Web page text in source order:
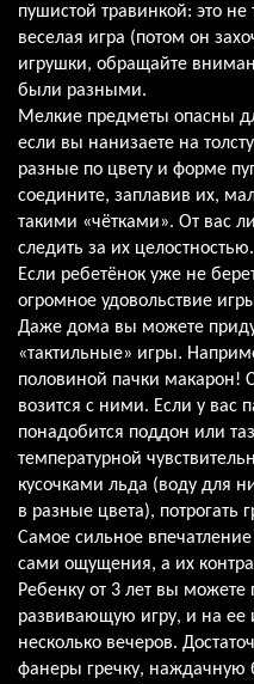
пушистой травинкой: это
веселая игра (потом он
игрушки, обращайте
были разными.
Мелкие предметы опасны
если вы нанизаете на
разные по цвету и форме
соедините, заплавив их,
такими «чётками». От вас
следить за их целостностью.
Если ребетёнок уже не
огромное удовольствие
Даже дома вы можете
«тактильные» игры.
половиной пачки макарон!
возится с ними. Если у вас
понадобится поддон или
температурной
кусочками льда (воду для
в разные цвета), потрогать
Самое сильное
сами ощущения, а их
Ребенку от 3 лет вы
развивающую игру, и на ее
несколько вечеров.
фанеры гречку, наждачную